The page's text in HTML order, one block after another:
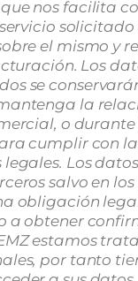
nos facilita
solicitado
el mismo y
Los
se
la
o durante
cumplir con
Los
salvo en los
obligación
a obtener
estamos
por tanto